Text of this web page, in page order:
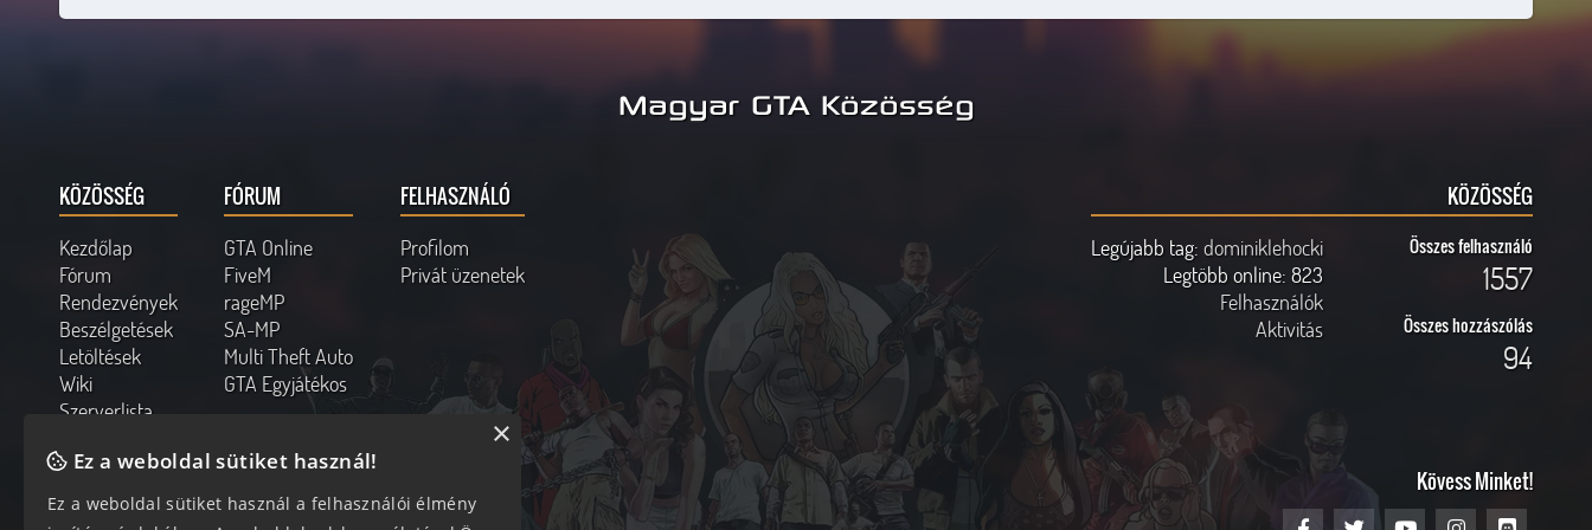
Magyar GTA Közösség
KÖZÖSSÉG
Kezdőlap
Fórum
Rendezvények
Beszélgetések
Letöltések
Wiki
Szerverlista
FÓRUM
GTA Online
FiveM
rageMP
SA-MP
Multi Theft Auto
GTA Egyjátékos
FELHASZNÁLÓ
Profilom
Privát üzenetek
KÖZÖSSÉG
Legújabb tag: dominiklehocki
Legtöbb online: 823
Felhasználók
Aktivitás
Összes felhasználó
1557
Összes hozzászólás
94
Online felhasználók
197 vendég, 0 tag
Kövess Minket!
Ez a weboldal sütiket használ!
Ez a weboldal sütiket használ a felhasználói élmény
×